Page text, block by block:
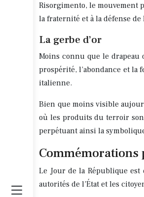
Risorgimento, le mouvement
la fraternité et à la défense
La gerbe d’or
Moins connu que le drapeau
prospérité, l’abondance et la
italienne.
Bien que moins visible
où les produits du terroir
perpétuant ainsi la
Commémorations
Le Jour de la République
autorités de l’État et les